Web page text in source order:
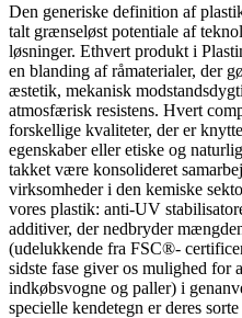
Den generiske definition af
talt grænseløst potentiale af
løsninger. Ethvert produkt i
en blanding af råmaterialer, der
æstetik, mekanisk
atmosfærisk resistens. Hvert
forskellige kvaliteter, der er
egenskaber eller etiske og
takket være konsolideret
virksomheder i den kemiske
vores plastik: anti-UV
additiver, der nedbryder
(udelukkende fra FSC®-
sidste fase giver os mulighed for
indkøbsvogne og paller) i
specielle kendetegn er deres